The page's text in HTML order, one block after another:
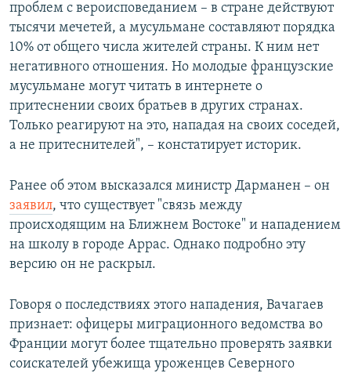
проблем с вероисповеданием – в стране действуют
тысячи мечетей, а мусульмане составляют порядка
10% от общего числа жителей страны. К ним нет
негативного отношения. Но молодые французские
мусульмане могут читать в интернете о
притеснении своих братьев в других странах.
Только реагируют на это, нападая на своих соседей,
а не притеснителей", – констатирует историк.
Ранее об этом высказался министр Дарманен – он
заявил, что существует "связь между
происходящим на Ближнем Востоке" и нападением
на школу в городе Аррас. Однако подробно эту
версию он не раскрыл.
Говоря о последствиях этого нападения, Вачагаев
признает: офицеры миграционного ведомства во
Франции могут более тщательно проверять заявки
соискателей убежища уроженцев Северного